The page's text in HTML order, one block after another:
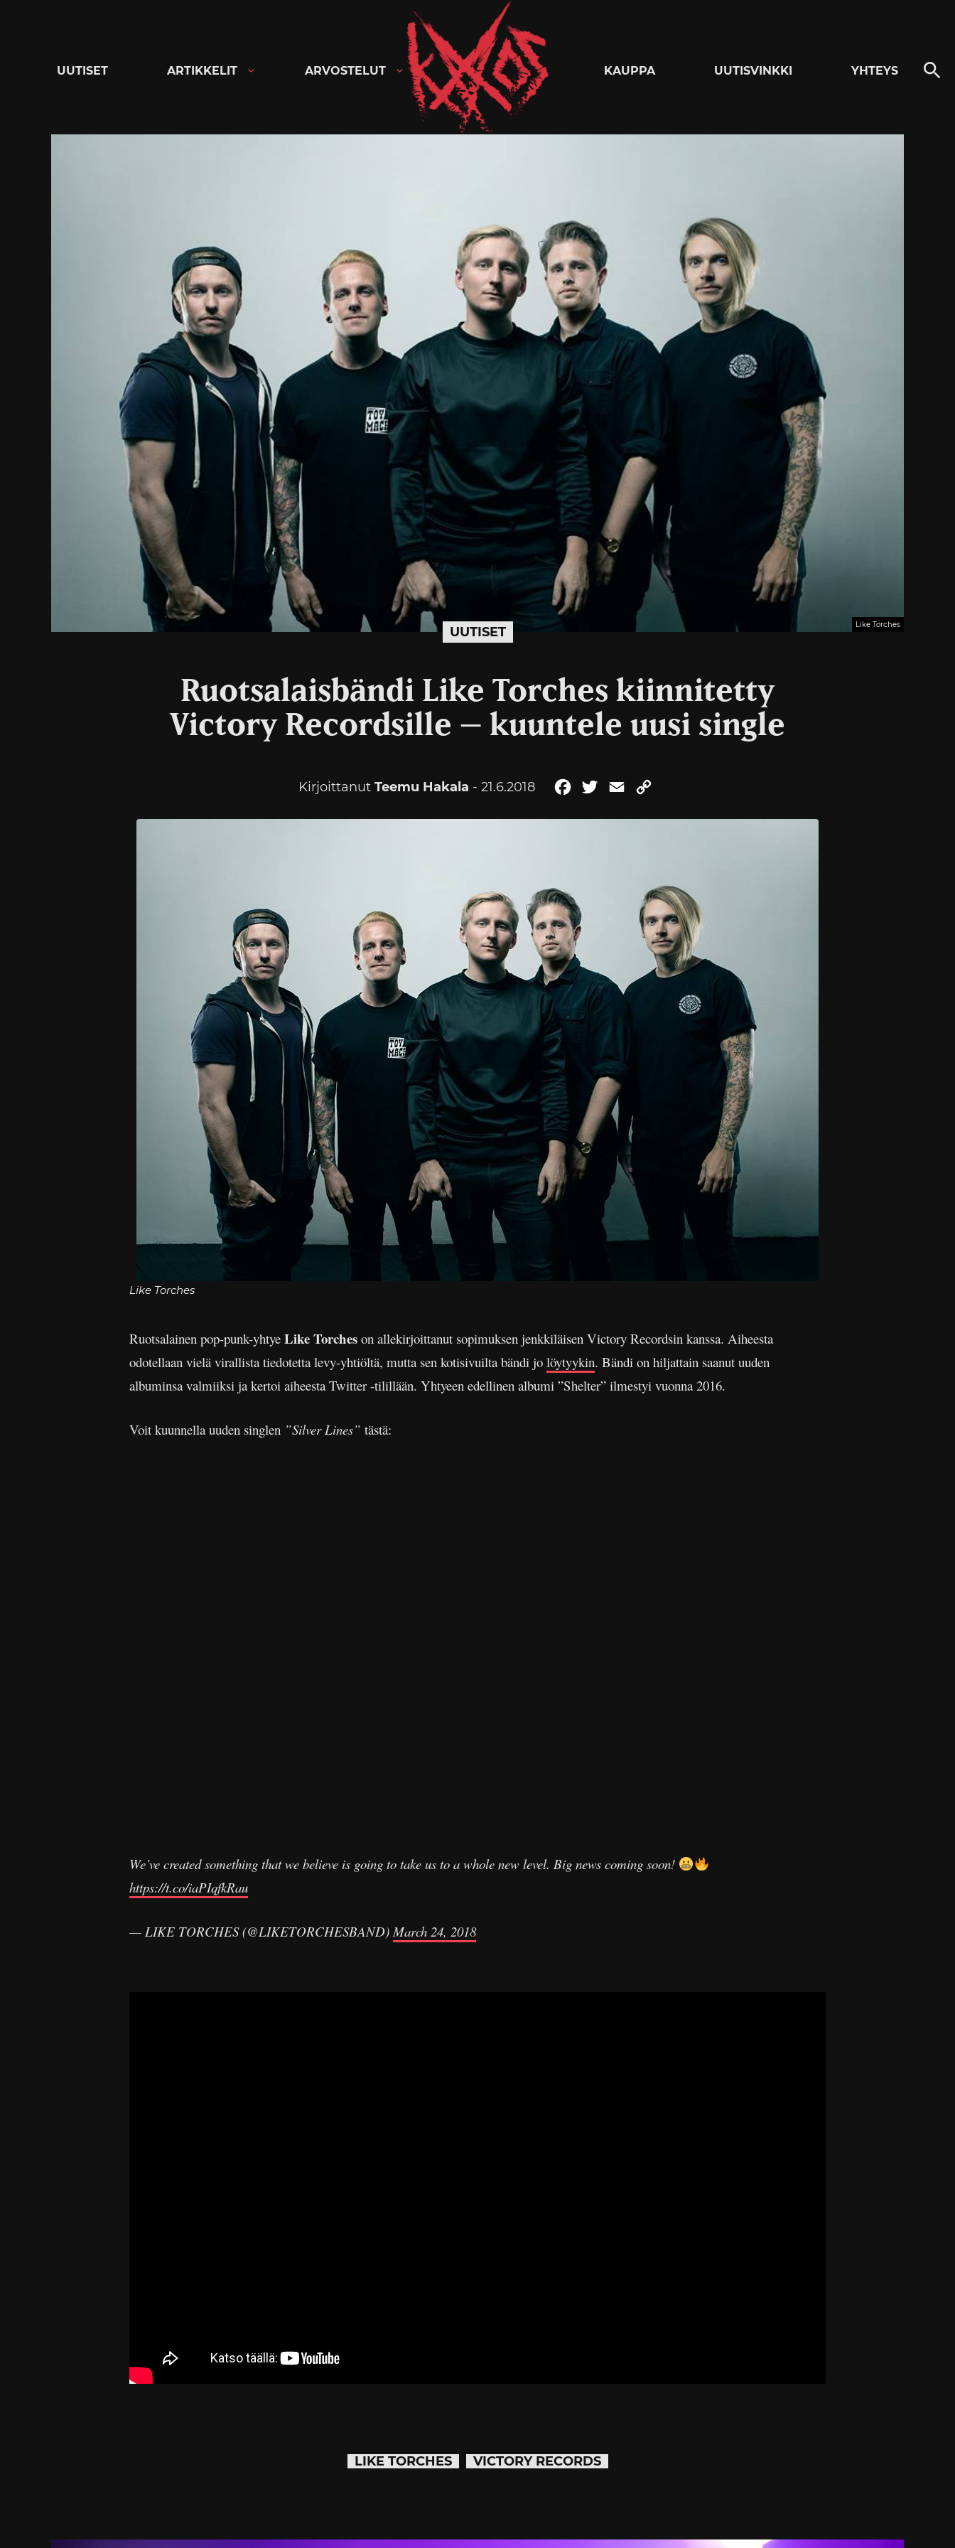
Kaaoszine
UUTISET ARTIKKELIT ARVOSTELUT KAUPPA UUTISVINKKI YHTEYS
UUTISET Like Torches
Ruotsalaisbändi Like Torches kiinnitetty
Victory Recordsille – kuuntele uusi single
Kirjoittanut Teemu Hakala - 21.6.2018 FacebookTwitterEmail
Like Torches
Ruotsalainen pop-punk-yhtye Like Torches on allekirjoittanut sopimuksen jenkkiläisen Victory Recordsin kanssa. Aiheesta
odotellaan vielä virallista tiedotetta levy-yhtiöltä, mutta sen kotisivuilta bändi jo löytyykin. Bändi on hiljattain saanut uuden
albuminsa valmiiksi ja kertoi aiheesta Twitter -tilillään. Yhtyeen edellinen albumi ”Shelter” ilmestyi vuonna 2016.
Voit kuunnella uuden singlen ”Silver Lines” tästä:
We’ve created something that we believe is going to take us to a whole new level. Big news coming soon!
https://t.co/iaPIqfkRau
— LIKE TORCHES (@LIKETORCHESBAND)March 24, 2018
LIKE TORCHES VICTORY RECORDS